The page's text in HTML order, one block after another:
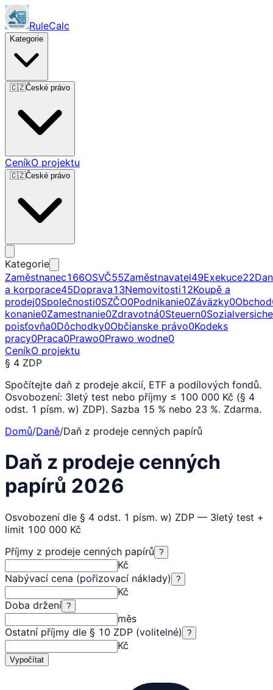
RuleCalc
Kategorie
🇨🇿České právo
CeníkO projektu
🇨🇿České právo
Kategorie
Zaměstnanec166OSVČ55Zaměstnavatel49Exekuce22
a korporace45Doprava13Nemovitosti12Koupě a
prodej0Společnosti0SZČO0Podnikanie0Záväzky0Obchod
konanie0Zamestnanie0Zdravotná0Steuern0
poisťovňa0Dôchodky0Občianske právo0Kodeks
pracy0Praca0Prawo0Prawo wodne0
CeníkO projektu
§ 4 ZDP
Spočítejte daň z prodeje akcií, ETF a podílových fondů.
Osvobození: 3letý test nebo příjmy ≤ 100 000 Kč (§ 4
odst. 1 písm. w) ZDP). Sazba 15 % nebo 23 %. Zdarma.
Domů/Daně/Daň z prodeje cenných papírů
Daň z prodeje cenných
papírů 2026
Osvobození dle § 4 odst. 1 písm. w) ZDP — 3letý test +
limit 100 000 Kč
Příjmy z prodeje cenných papírů ?
Kč
Nabývací cena (pořizovací náklady)
?
Kč
Doba držení ?
měs
Ostatní příjmy dle § 10 ZDP (volitelné)
?
Kč
Vypočítat